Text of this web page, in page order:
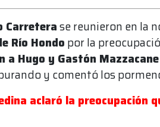
Carreterase reunieron en la
Río Hondo por la
a Hugo y Gastón
y comentó los
aclaró la preocupación